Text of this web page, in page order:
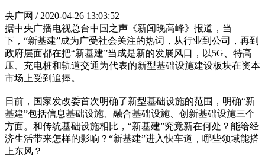
央广网 / 2020-04-26 13:03:52
据中央广播电视总台中国之声《新闻晚高峰》报道，当
下，“新基建”成为广受社会关注的热词，从行业到公司，再到
政府层面都在把“新基建”当成是新的发展风口，以5G、特高
压、充电桩和轨道交通为代表的新型基础设施建设板块在资本
市场上受到追捧。
日前，国家发改委首次明确了新型基础设施的范围，明确“新
基建”包括信息基础设施、融合基础设施、创新基础设施三个
方面。和传统基础设施相比，“新基建”究竟新在何处？能给经
济生活带来怎样的影响？“新基建”进入快车道，哪些领域能搭
上东风？